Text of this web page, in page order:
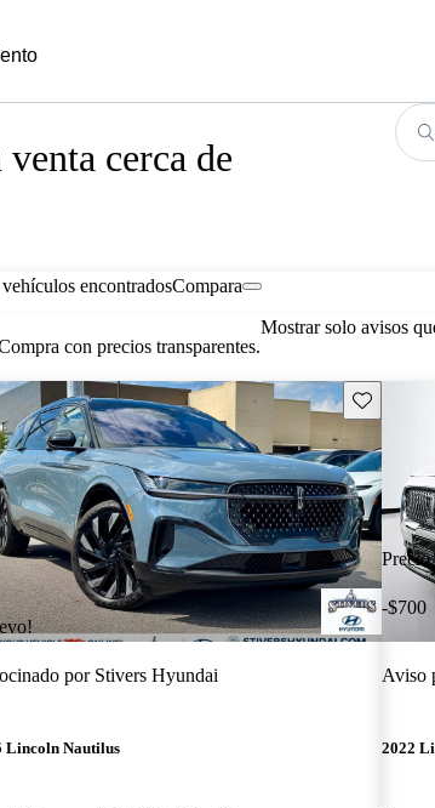
cerca de
encontradosCompara
con precios transparentes.
Mostrar solo avisos
Guarda
por Stivers Hyundai
Lincoln Nautilus
Precio
-$700
Aviso
2022